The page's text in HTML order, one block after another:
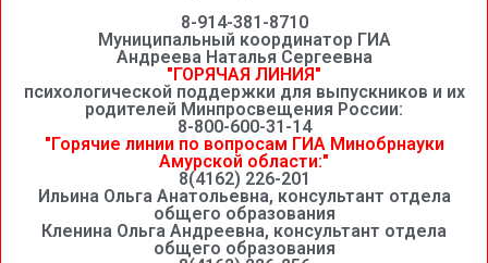
8-914-381-8710
Муниципальный координатор ГИА
Андреева Наталья Сергеевна
"ГОРЯЧАЯ ЛИНИЯ"
психологической поддержки для выпускников и их
родителей Минпросвещения России:
8-800-600-31-14
"Горячие линии по вопросам ГИА Минобрнауки
Амурской области:"
8(4162) 226-201
Ильина Ольга Анатольевна, консультант отдела
общего образования
Кленина Ольга Андреевна, консультант отдела
общего образования